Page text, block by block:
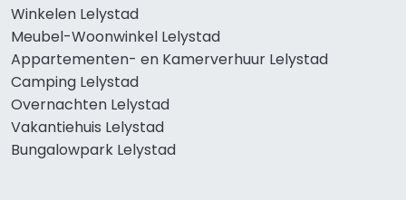
Winkelen Lelystad
Meubel-Woonwinkel Lelystad
Appartementen- en Kamerverhuur Lelystad
Camping Lelystad
Overnachten Lelystad
Vakantiehuis Lelystad
Bungalowpark Lelystad